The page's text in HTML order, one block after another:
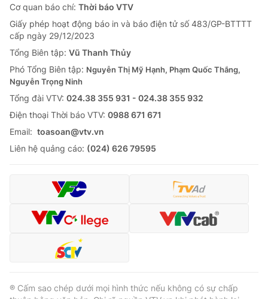
Cơ quan báo chí: Thời báo VTV
Giấy phép hoạt động báo in và báo điện tử số 483/GP-BTTTT
cấp ngày 29/12/2023
Tổng Biên tập: Vũ Thanh Thủy
Phó Tổng Biên tập: Nguyễn Thị Mỹ Hạnh, Phạm Quốc Thắng,
Nguyễn Trọng Ninh
Tổng đài VTV: 024.38 355 931 - 024.38 355 932
Ðiện thoại Thời báo VTV: 0988 671 671
Email: toasoan@vtv.vn
Liên hệ quảng cáo: (024) 626 79595
® Cấm sao chép dưới mọi hình thức nếu không có sự chấp